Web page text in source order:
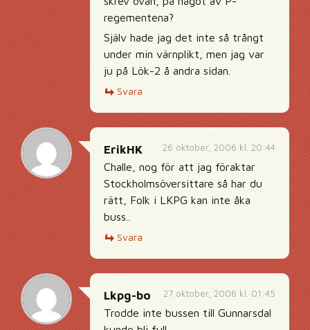
regementena?
Själv hade jag det inte så trångt
under min värnplikt, men jag var
ju på Lök-2 å andra sidan.
Svara
26 oktober, 2006 kl. 20:44
ErikHK
Challe, nog för att jag föraktar
Stockholmsöversittare så har du
rätt, Folk i LKPG kan inte åka
buss..
Svara
27 oktober, 2006 kl. 01:45
Lkpg-bo
Trodde inte bussen till Gunnarsdal